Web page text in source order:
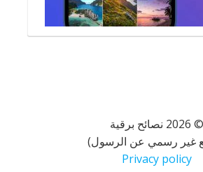
© 2026 نصائح برقية
غير رسمي عن الرسول)
Privacy policy